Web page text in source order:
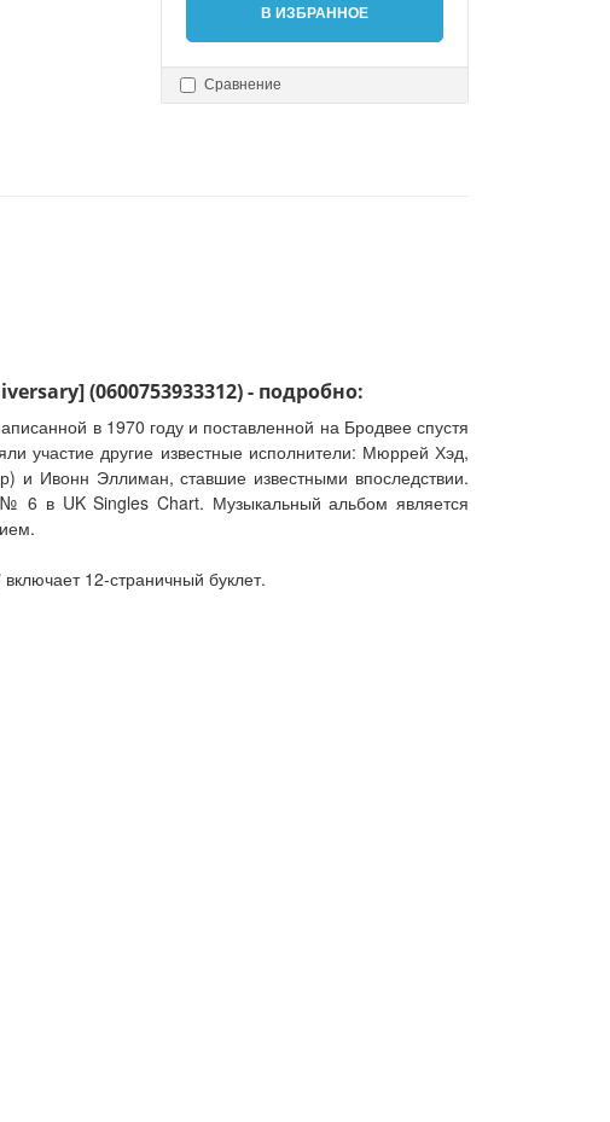
В ИЗБРАННОЕ
Сравнение
(0600753933312) - подробно:
в 1970 году и поставленной на Бродвее спустя
участие другие известные исполнители: Мюррей Хэд,
и Ивонн Эллиман, ставшие известными впоследствии.
6 в UK Singles Chart. Музыкальный альбом является
12-страничный буклет.